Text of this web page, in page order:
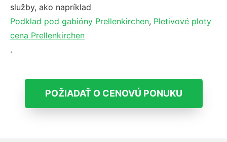
služby, ako napríklad
Podklad pod gabióny Prellenkirchen, Pletivové ploty
cena Prellenkirchen
.
POŽIADAŤ O CENOVÚ PONUKU